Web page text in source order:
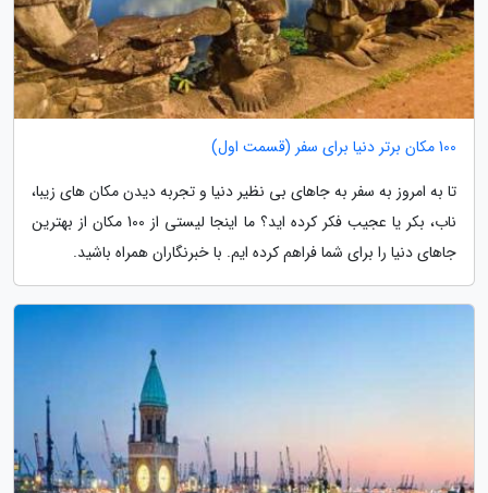
100 مکان برتر دنیا برای سفر (قسمت اول)
تا به امروز به سفر به جاهای بی نظیر دنیا و تجربه دیدن مکان های زیبا،
ناب، بکر یا عجیب فکر کرده اید؟ ما اینجا لیستی از 100 مکان از بهترین
جاهای دنیا را برای شما فراهم کرده ایم. با خبرنگاران همراه باشید.